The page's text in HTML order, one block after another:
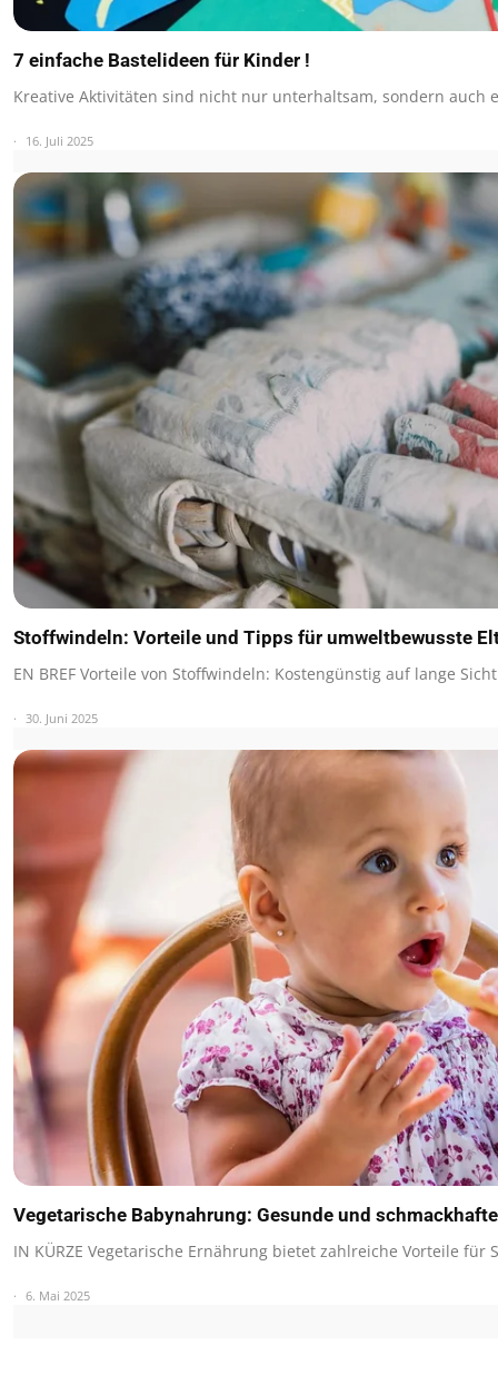
7 einfache Bastelideen für Kinder !
Kreative Aktivitäten sind nicht nur unterhaltsam, sondern auch
16. Juli 2025
Stoffwindeln: Vorteile und Tipps für umweltbewusste
EN BREF Vorteile von Stoffwindeln: Kostengünstig auf lange
30. Juni 2025
Vegetarische Babynahrung: Gesunde und
IN KÜRZE Vegetarische Ernährung bietet zahlreiche Vorteile für
6. Mai 2025